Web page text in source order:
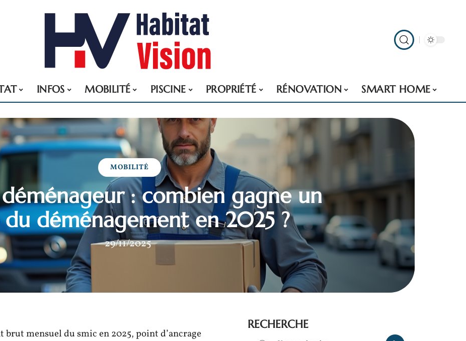
INFOS MOBILITÉ PISCINE PROPRIÉTÉ RÉNOVATION SMART HOME
MOBILITÉ
déménageur : combien gagne un
déménagement en 2025 ?
29/11/2025
brut mensuel du smic en 2025, point d’ancrage
RECHERCHE